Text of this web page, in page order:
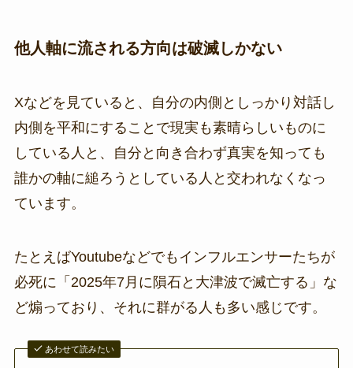
他人軸に流される方向は破滅しかない
Xなどを見ていると、自分の内側としっかり対話し
内側を平和にすることで現実も素晴らしいものに
している人と、自分と向き合わず真実を知っても
誰かの軸に縋ろうとしている人と交われなくなっ
ています。
たとえばYoutubeなどでもインフルエンサーたちが
必死に「2025年7月に隕石と大津波で滅亡する」な
ど煽っており、それに群がる人も多い感じです。
あわせて読みたい